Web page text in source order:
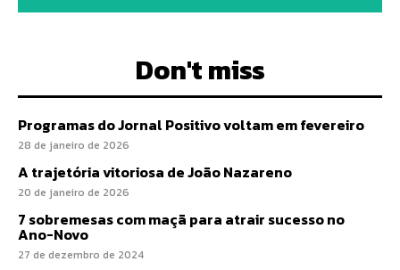
Don't miss
Programas do Jornal Positivo voltam em fevereiro
28 de janeiro de 2026
A trajetória vitoriosa de João Nazareno
20 de janeiro de 2026
7 sobremesas com maçã para atrair sucesso no
Ano-Novo
27 de dezembro de 2024